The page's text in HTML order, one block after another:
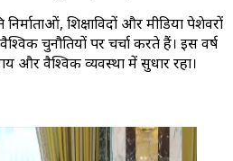
निर्माताओं, शिक्षाविदों और मीडिया पेशेवरों
चुनौतियों पर चर्चा करते हैं। इस वर्ष
और वैश्विक व्यवस्था में सुधार रहा।